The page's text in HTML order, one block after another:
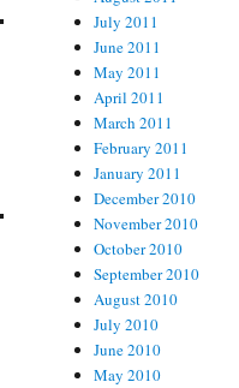
July 2011
June 2011
May 2011
April 2011
March 2011
February 2011
January 2011
December 2010
November 2010
October 2010
September 2010
August 2010
July 2010
June 2010
May 2010